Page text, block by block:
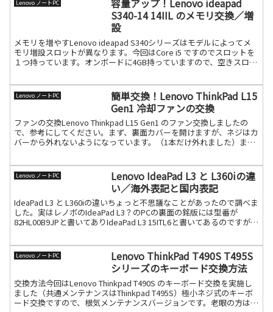
Lenovo ノートPC
容量アップ！Lenovo ideapad
S340-14 14IIL のメモリ交換／増
設
メモリを増やすLenovo ideapad S340シリーズはモデルによってメ
モリ増設スロットが異なります。今回はCore i5 ですのでスロットを
１つ持っています。オンボードに4GB持っていますので、空きスロッ
Lenovo ノートPC
簡単交換！Lenovo ThinkPad L15
Gen1 冷却ファンの交換
ファンの交換Lenovo Thinkpad L15 Gen1 のファン交換しましたの
で、参考にしてください。まず、裏面カバーを開けますが、ネジはカ
バーから外れないようになっています。（1本だけ外れました）まず
Lenovo ノートPC
Lenovo IdeaPad L3 と L360iの違
い／海外表記と国内表記
IdeaPad L3 と L360iの違いちょっと不思議なことがあったので調べま
した。実はレノボのIdeaPad L3？のPCの裏面の銘版には型番が
82HL00B9JPと書いてありIdeaPad L3 15ITL6と書いてあるのですが、
Lenovo ノートPC
Lenovo ThinkPad T490S T495S
シリーズのキーボード交換方法
交換方法今回はLenovo Thinkpad T490S のキーボード交換を実施し
ました（共通メンテナンスはThinkpad T495S）極小ネジ式のキーボ
ード交換ですので、根気メンテナンスバージョンです。老眼の方はハ